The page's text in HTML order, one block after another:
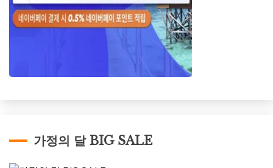
가정의 달 BIG SALE